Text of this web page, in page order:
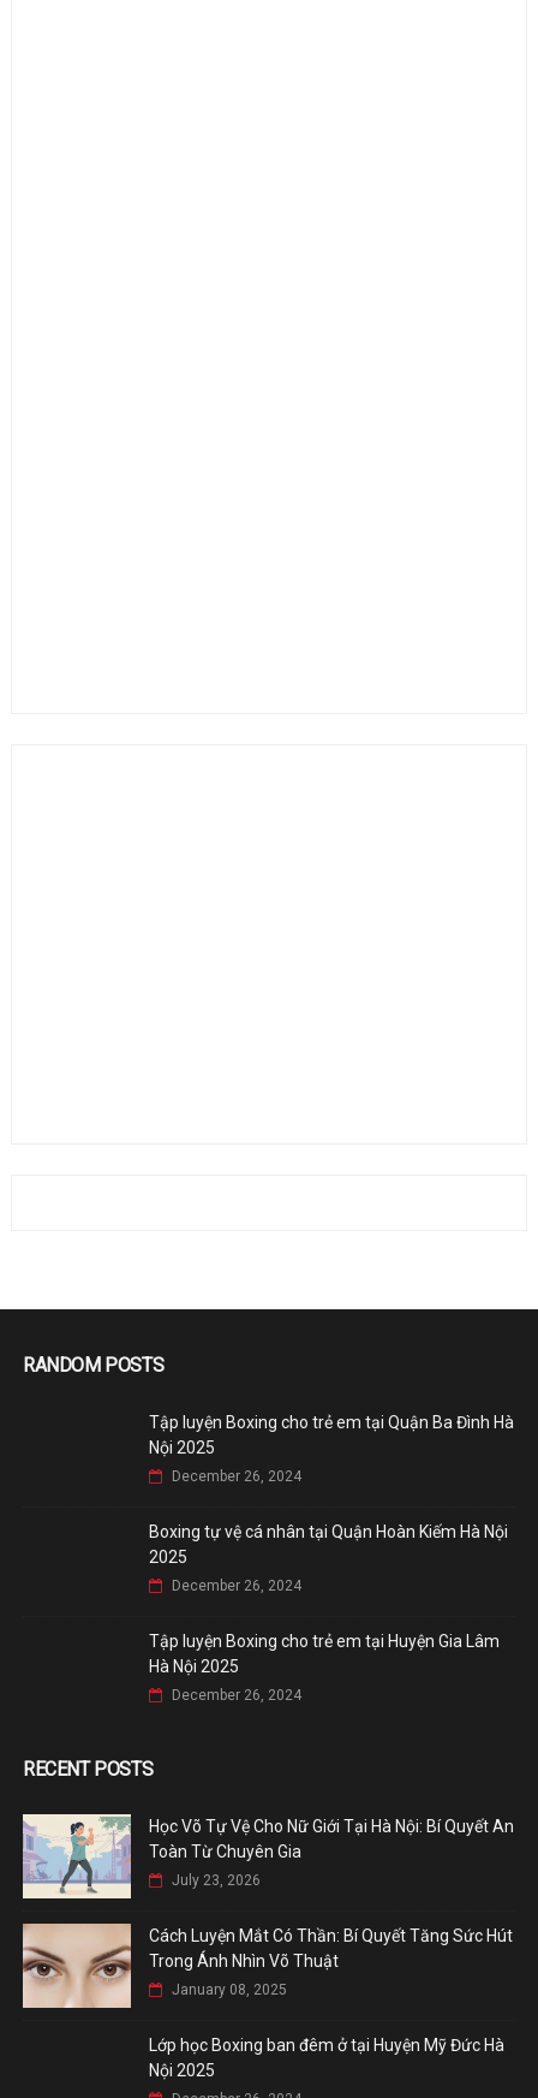
RANDOM POSTS
Tập luyện Boxing cho trẻ em tại Quận Ba Đình Hà
Nội 2025
December 26, 2024
Boxing tự vệ cá nhân tại Quận Hoàn Kiếm Hà Nội
2025
December 26, 2024
Tập luyện Boxing cho trẻ em tại Huyện Gia Lâm
Hà Nội 2025
December 26, 2024
RECENT POSTS
Học Võ Tự Vệ Cho Nữ Giới Tại Hà Nội: Bí Quyết An
Toàn Từ Chuyên Gia
July 23, 2026
Cách Luyện Mắt Có Thần: Bí Quyết Tăng Sức Hút
Trong Ánh Nhìn Võ Thuật
January 08, 2025
Lớp học Boxing ban đêm ở tại Huyện Mỹ Đức Hà
Nội 2025